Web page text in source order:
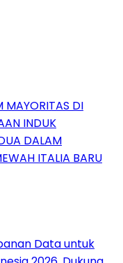
MAYORITAS DI
INDUK
DALAM
ITALIA BARU
Data untuk